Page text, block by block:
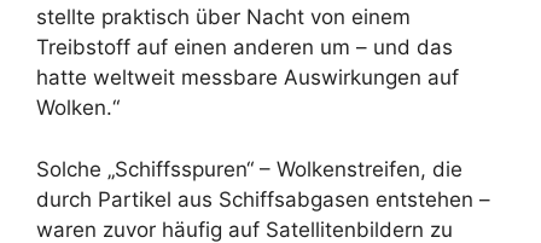
stellte praktisch über Nacht von einem
Treibstoff auf einen anderen um – und das
hatte weltweit messbare Auswirkungen auf
Wolken.“
Solche „Schiffsspuren“ – Wolkenstreifen, die
durch Partikel aus Schiffsabgasen entstehen –
waren zuvor häufig auf Satellitenbildern zu